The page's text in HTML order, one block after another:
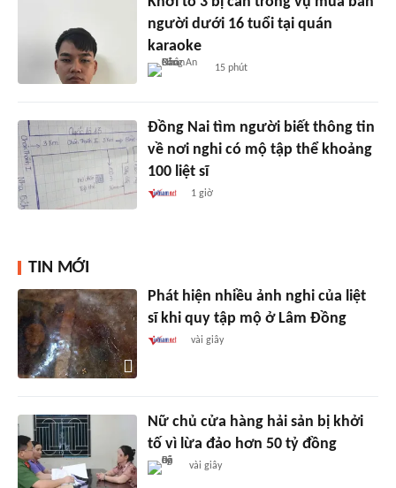
người dưới 16 tuổi tại quán
karaoke
15 phút
Đồng Nai tìm người biết thông tin
về nơi nghi có mộ tập thể khoảng
100 liệt sĩ
1 giờ
TIN MỚI
Phát hiện nhiều ảnh nghi của liệt
sĩ khi quy tập mộ ở Lâm Đồng
vài giây
Nữ chủ cửa hàng hải sản bị khởi
tố vì lừa đảo hơn 50 tỷ đồng
vài giây